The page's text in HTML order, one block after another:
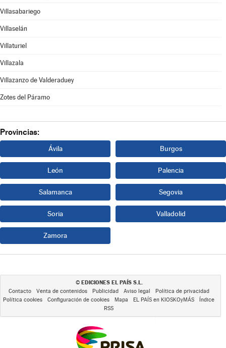
Villasabariego
Villaselán
Villaturiel
Villazala
Villazanzo de Valderaduey
Zotes del Páramo
Provincias:
Ávila Burgos
León Palencia
Salamanca Segovia
Soria Valladolid
Zamora
© EDICIONES EL PAÍS S.L.
Contacto Venta de contenidos Publicidad Aviso legal
Política de privacidad
Política cookies
Configuración de cookies Mapa EL PAÍS en KIOSKOyMÁS
Índice
RSS